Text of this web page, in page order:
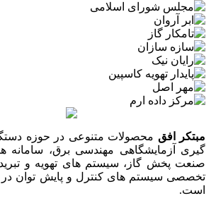
مبتکر افق محصولات متنوعی در حوزه
گیری آزمایشگاهی مهندسی برق، سامانه
صنعت پخش گاز، سیستم های تهویه و
تخصصی سیستم های کنترل و پایش توان در
است.